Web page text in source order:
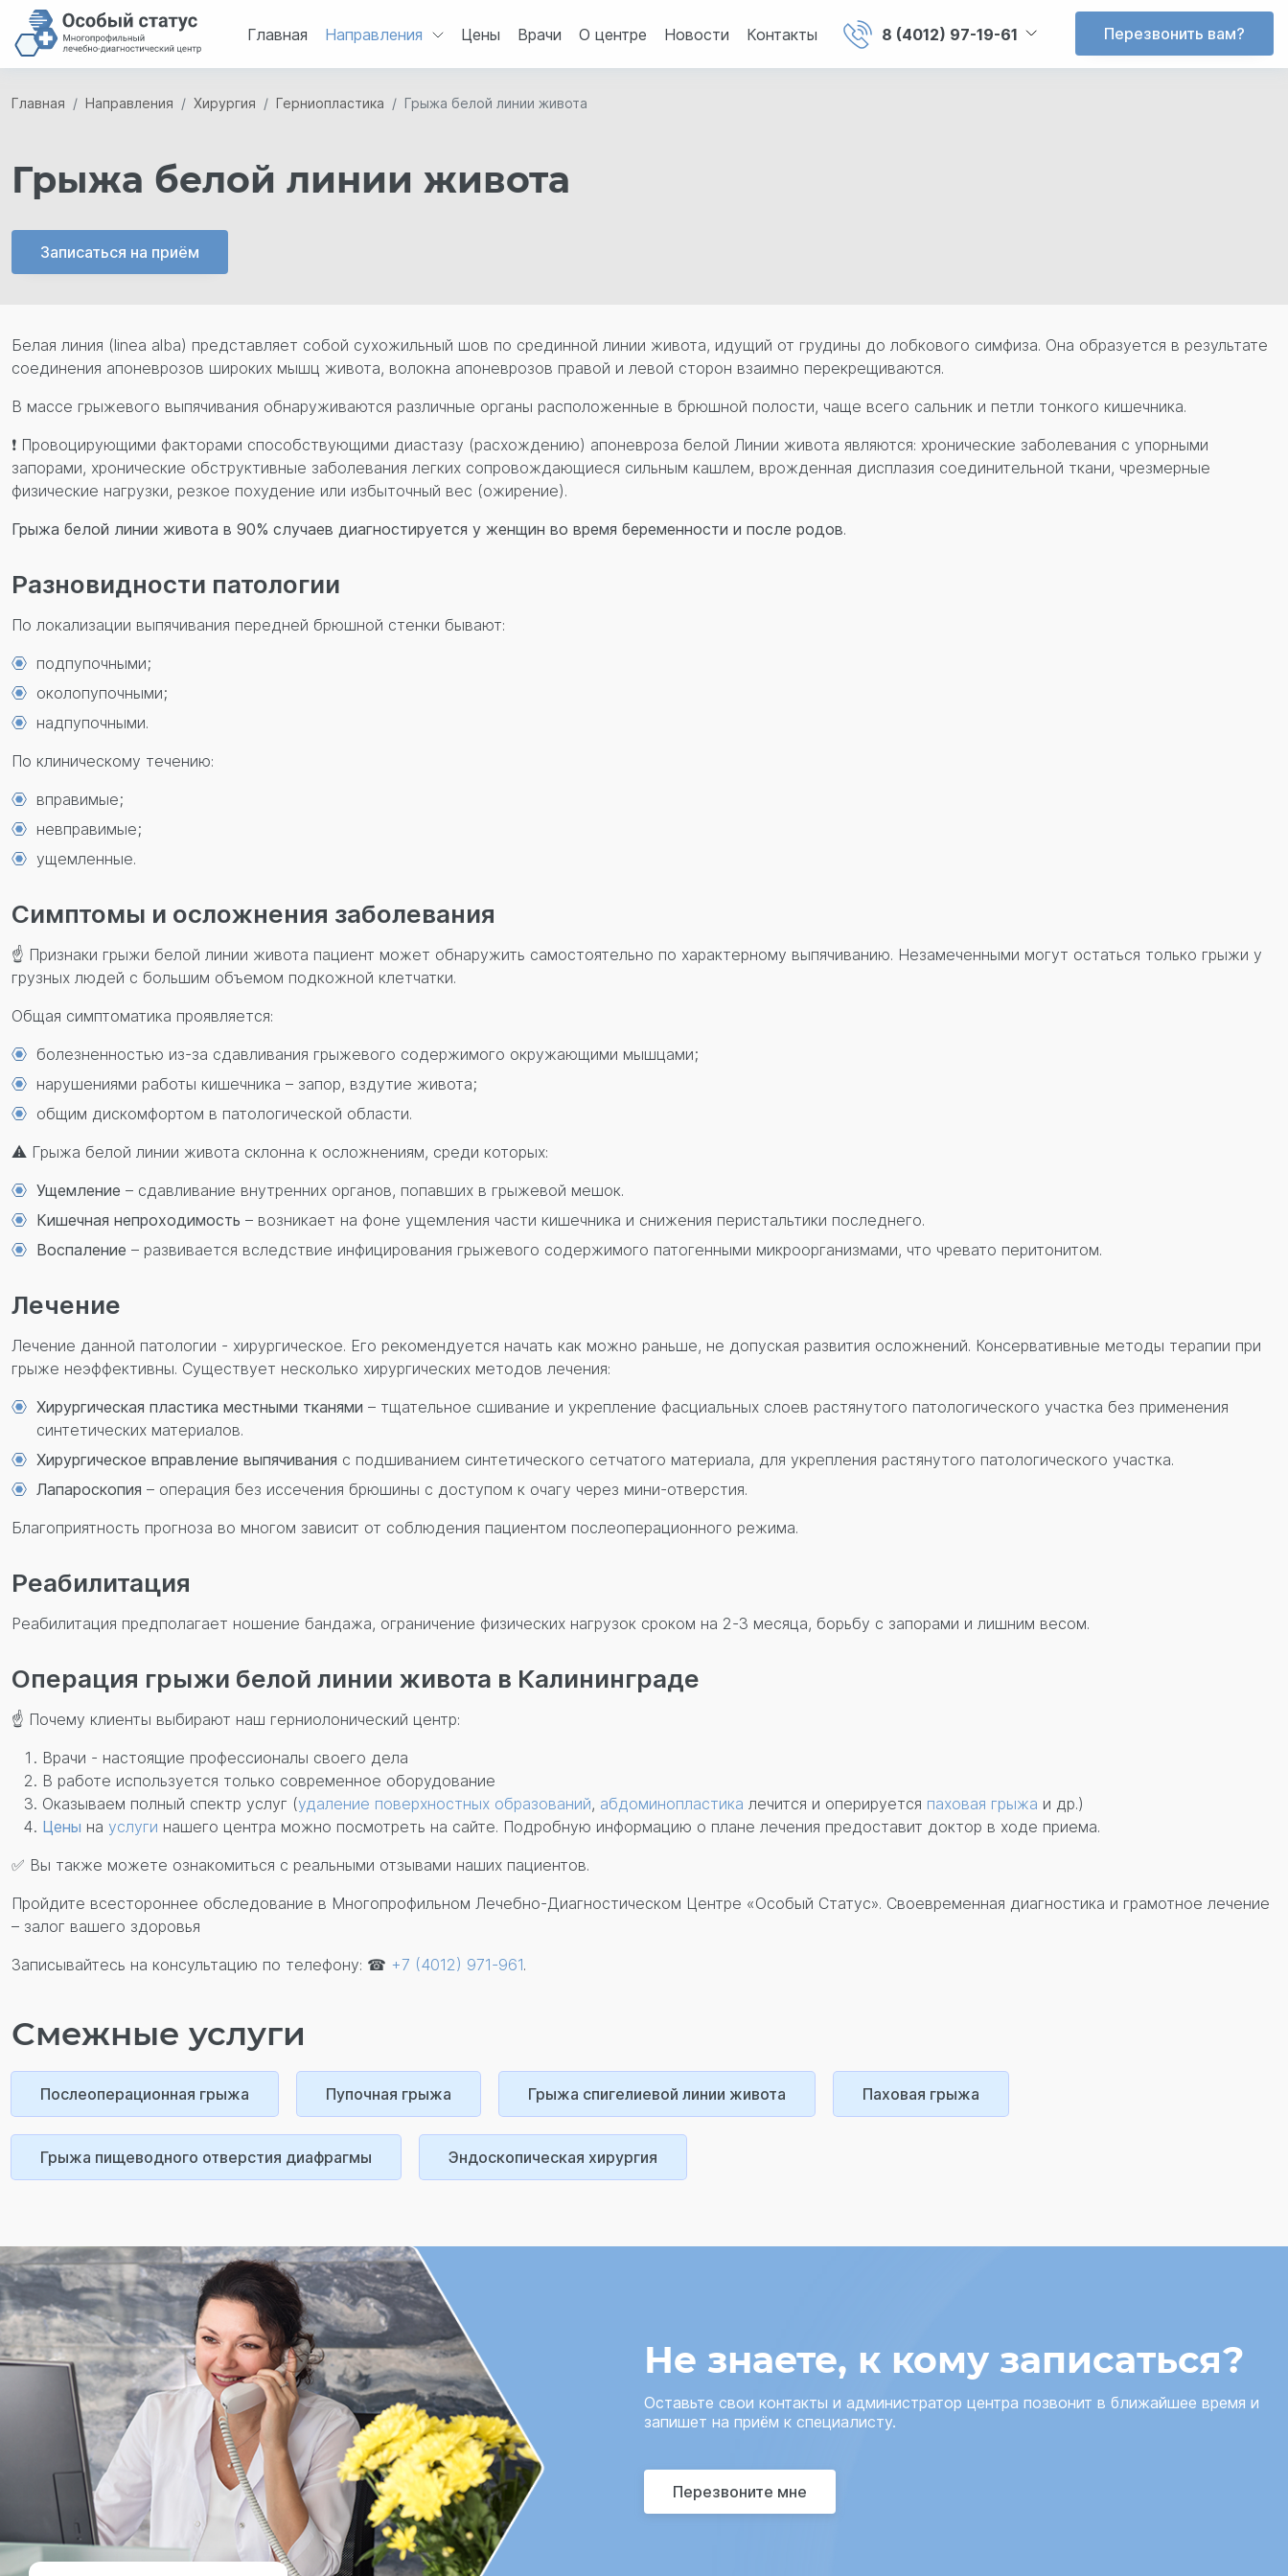
Главная Направления Цены Врачи О центре Новости Контакты 8 (4012) 97-19-61 Перезвонить вам?
Главная Направления Хирургия Герниопластика Грыжа белой линии живота
Грыжа белой линии живота
Записаться на приём
Белая линия (linea alba) представляет собой сухожильный шов по срединной линии живота, идущий от грудины до лобкового симфиза. Она образуется в результате
соединения апоневрозов широких мышц живота, волокна апоневрозов правой и левой сторон взаимно перекрещиваются.
В массе грыжевого выпячивания обнаруживаются различные органы расположенные в брюшной полости, чаще всего сальник и петли тонкого кишечника.
❗ Провоцирующими факторами способствующими диастазу (расхождению) апоневроза белой Линии живота являются: хронические заболевания с упорными
запорами, хронические обструктивные заболевания легких сопровождающиеся сильным кашлем, врожденная дисплазия соединительной ткани, чрезмерные
физические нагрузки, резкое похудение или избыточный вес (ожирение).
Грыжа белой линии живота в 90% случаев диагностируется у женщин во время беременности и после родов.
Разновидности патологии
По локализации выпячивания передней брюшной стенки бывают:
подпупочными;
околопупочными;
надпупочными.
По клиническому течению:
вправимые;
невправимые;
ущемленные.
Симптомы и осложнения заболевания
☝ Признаки грыжи белой линии живота пациент может обнаружить самостоятельно по характерному выпячиванию. Незамеченными могут остаться только грыжи у
грузных людей с большим объемом подкожной клетчатки.
Общая симптоматика проявляется:
болезненностью из-за сдавливания грыжевого содержимого окружающими мышцами;
нарушениями работы кишечника – запор, вздутие живота;
общим дискомфортом в патологической области.
⚠ Грыжа белой линии живота склонна к осложнениям, среди которых:
Ущемление – сдавливание внутренних органов, попавших в грыжевой мешок.
Кишечная непроходимость – возникает на фоне ущемления части кишечника и снижения перистальтики последнего.
Воспаление – развивается вследствие инфицирования грыжевого содержимого патогенными микроорганизмами, что чревато перитонитом.
Лечение
Лечение данной патологии - хирургическое. Его рекомендуется начать как можно раньше, не допуская развития осложнений. Консервативные методы терапии при
грыже неэффективны. Существует несколько хирургических методов лечения:
Хирургическая пластика местными тканями – тщательное сшивание и укрепление фасциальных слоев растянутого патологического участка без применения
синтетических материалов.
Хирургическое вправление выпячивания с подшиванием синтетического сетчатого материала, для укрепления растянутого патологического участка.
Лапароскопия – операция без иссечения брюшины с доступом к очагу через мини-отверстия.
Благоприятность прогноза во многом зависит от соблюдения пациентом послеоперационного режима.
Реабилитация
Реабилитация предполагает ношение бандажа, ограничение физических нагрузок сроком на 2-3 месяца, борьбу с запорами и лишним весом.
Операция грыжи белой линии живота в Калининграде
☝ Почему клиенты выбирают наш герниолонический центр:
Врачи - настоящие профессионалы своего дела
В работе используется только современное оборудование
Оказываем полный спектр услуг (удаление поверхностных образований, абдоминопластика лечится и оперируется паховая грыжа и др.)
Цены на услуги нашего центра можно посмотреть на сайте. Подробную информацию о плане лечения предоставит доктор в ходе приема.
✅ Вы также можете ознакомиться с реальными отзывами наших пациентов.
Пройдите всестороннее обследование в Многопрофильном Лечебно-Диагностическом Центре «Особый Статус». Своевременная диагностика и грамотное лечение
– залог вашего здоровья
Записывайтесь на консультацию по телефону: ☎ +7 (4012) 971-961.
Смежные услуги
Послеоперационная грыжа Пупочная грыжа Грыжа спигелиевой линии живота Паховая грыжа
Грыжа пищеводного отверстия диафрагмы Эндоскопическая хирургия
Не знаете, к кому записаться?
Оставьте свои контакты и администратор центра позвонит в ближайшее время и
запишет на приём к специалисту.
Перезвоните мне